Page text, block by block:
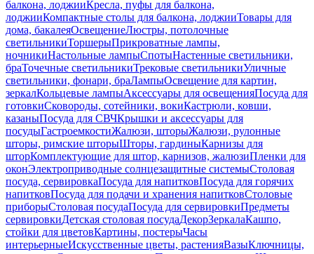
балкона, лоджииКресла, пуфы для балкона,
лоджииКомпактные столы для балкона, лоджииТовары для
дома, бакалеяОсвещениеЛюстры, потолочные
светильникиТоршерыПрикроватные лампы,
ночникиНастольные лампыСпотыНастенные светильники,
браТочечные светильникиТрековые светильникиУличные
светильники, фонари, браЛампыОсвещение для картин,
зеркалКольцевые лампыАксессуары для освещенияПосуда для
готовкиСковороды, сотейники, вокиКастрюли, ковши,
казаныПосуда для СВЧКрышки и аксессуары для
посудыГастроемкостиЖалюзи, шторыЖалюзи, рулонные
шторы, римские шторыШторы, гардиныКарнизы для
шторКомплектующие для штор, карнизов, жалюзиПленки для
оконЭлектроприводные солнцезащитные системыСтоловая
посуда, сервировкаПосуда для напитковПосуда для горячих
напитковПосуда для подачи и хранения напитковСтоловые
приборыСтоловая посудаПосуда для сервировкиПредметы
сервировкиДетская столовая посудаДекорЗеркалаКашпо,
стойки для цветовКартины, постерыЧасы
интерьерныеИскусственные цветы, растенияВазыКлючницы,